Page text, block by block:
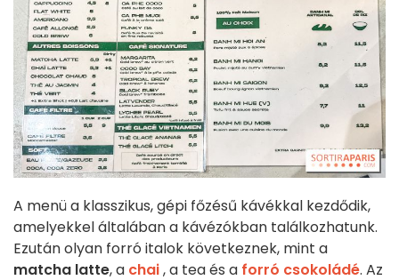
A menü a klasszikus, gépi főzésű kávékkal kezdődik,
amelyekkel általában a kávézókban találkozhatunk.
Ezután olyan forró italok következnek, mint a
matcha latte, a chai, a tea és a forró csokoládé. Az